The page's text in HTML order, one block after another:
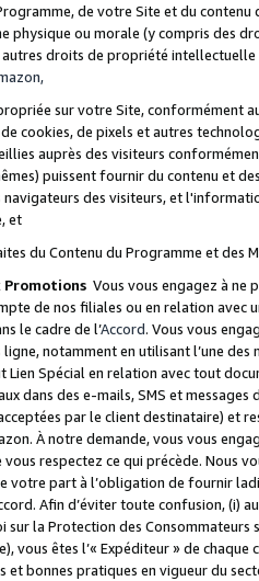
de votre Site et du
physique ou morale (y compris des
autres droits de propriété
sur votre Site, conformément
cookies, de pixels et autres
auprès des visiteurs
puissent fournir du contenu et
navigateurs des visiteurs, et
et
du Contenu du Programme et des
Promotions Vous vous engagez à ne
de nos filiales ou en relation avec
le cadre de l’Accord. Vous vous
notamment en utilisant l’une
Lien Spécial en relation avec tout
dans des e-mails, SMS et
par le client destinataire) et
À notre demande, vous vous
respectez ce qui précède. Nous
votre part à l’obligation de fournir
Afin d’éviter toute confusion, (i)
sur la Protection des
vous êtes l’« Expéditeur » de
et bonnes pratiques en vigueur du